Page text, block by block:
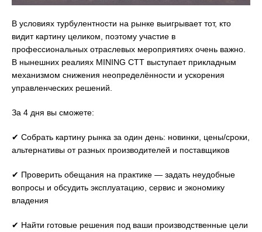
В условиях турбулентности на рынке выигрывает тот, кто
видит картину целиком, поэтому участие в
профессиональных отраслевых мероприятиях очень важно.
В нынешних реалиях MINING CTT выступает прикладным
механизмом снижения неопределённости и ускорения
управленческих решений.
За 4 дня вы сможете:
✔ Собрать картину рынка за один день: новинки, цены/сроки,
альтернативы от разных производителей и поставщиков
✔ Проверить обещания на практике — задать неудобные
вопросы и обсудить эксплуатацию, сервис и экономику
владения
✔ Найти готовые решения под ваши производственные цели